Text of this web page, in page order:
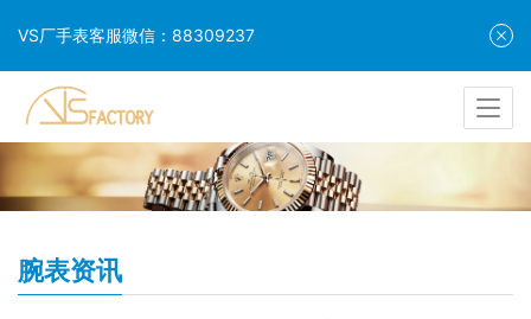
腕表资讯
VS厂手表客服微信：88309237